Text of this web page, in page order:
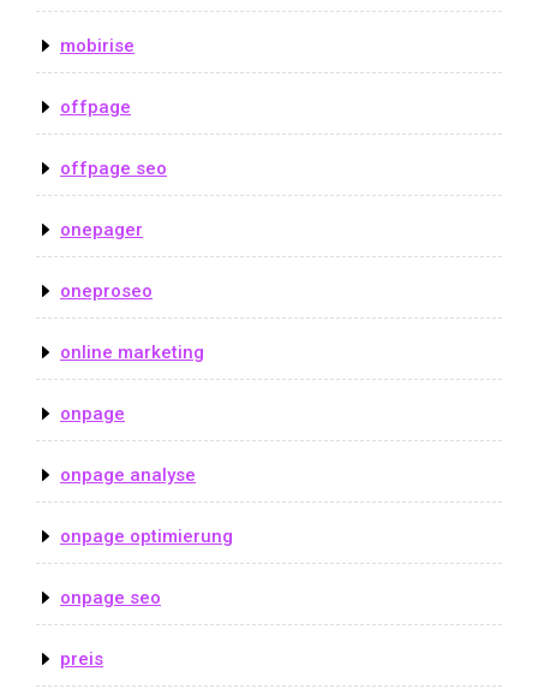
mobirise
offpage
offpage seo
onepager
oneproseo
online marketing
onpage
onpage analyse
onpage optimierung
onpage seo
preis